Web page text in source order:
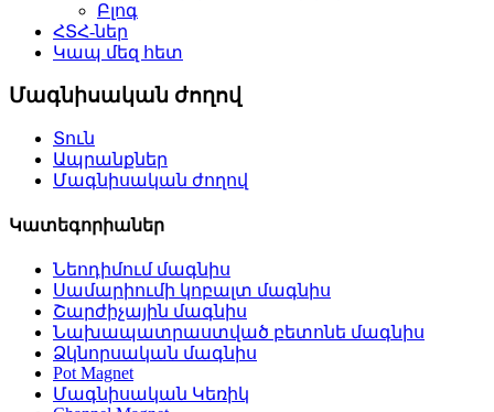
Բլոգ
ՀՏՀ-ներ
Կապ մեզ հետ
Մագնիսական ժողով
Տուն
Ապրանքներ
Մագնիսական ժողով
Կատեգորիաներ
Նեոդիմում մագնիս
Սամարիումի կոբալտ մագնիս
Շարժիչային մագնիս
Նախապատրաստված բետոնե մագնիս
Ձկնորսական մագնիս
Pot Magnet
Մագնիսական Կեռիկ